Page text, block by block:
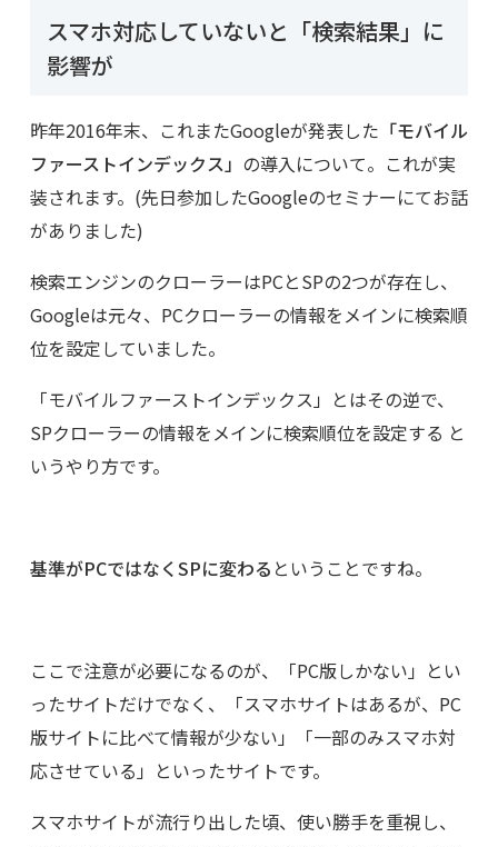
スマホ対応していないと「検索結果」に
影響が
昨年2016年末、これまたGoogleが発表した 「モバイル
ファーストインデックス」 の導入について。これが実
装されます。(先日参加したGoogleのセミナーにてお話
がありました)
検索エンジンのクローラーはPCとSPの2つが存在し、
Googleは元々、PCクローラーの情報をメインに検索順
位を設定していました。
「モバイルファーストインデックス」とはその逆で、
SPクローラーの情報をメインに検索順位を設定する と
いうやり方です。
基準がPCではなくSPに変わる ということですね。
ここで注意が必要になるのが、「PC版しかない」とい
ったサイトだけでなく、「スマホサイトはあるが、PC
版サイトに比べて情報が少ない」「一部のみスマホ対
応させている」といったサイトです。
スマホサイトが流行り出した頃、使い勝手を重視し、